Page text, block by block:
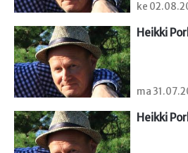
ke
Heikki
ma
Heikki